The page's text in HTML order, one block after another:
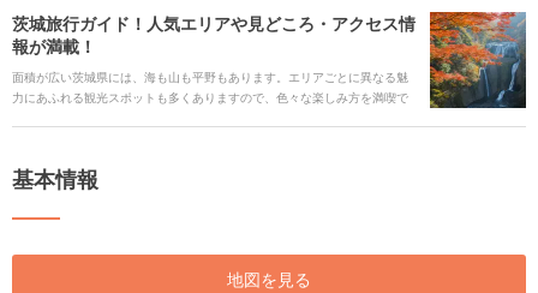
茨城旅行ガイド！人気エリアや見どころ・アクセス情
報が満載！
面積が広い茨城県には、海も山も平野もあります。エリアごとに異なる魅
力にあふれる観光スポットも多くありますので、色々な楽しみ方を満喫で
うことができない、絶品のご当地グルメも見逃せません。お祭りを中心
茨城県の旅行情報を、おすすめのホテル、アクセス情報、グルメ情報など
基本情報
地図を見る